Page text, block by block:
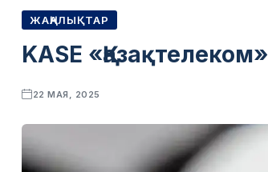
ЖАҢАЛЫҚТАР
KASE
22 МАЯ, 2025